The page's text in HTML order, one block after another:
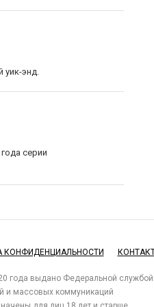
энд.
серии
КОНФИДЕНЦИАЛЬНОСТИ
выдано Федеральной службой
и массовых коммуникаций